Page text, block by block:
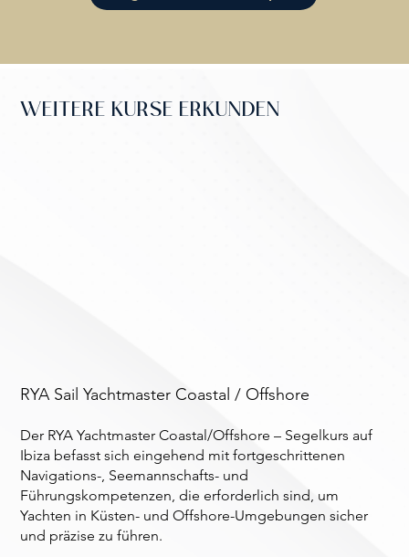
RYA Sail Yachtmaster Coastal / Offshore
Der RYA Yachtmaster Coastal/Offshore – Segelkurs auf
Ibiza befasst sich eingehend mit fortgeschrittenen
Navigations-, Seemannschafts- und
Führungskompetenzen, die erforderlich sind, um
Yachten in Küsten- und Offshore-Umgebungen sicher
und präzise zu führen.
WEITERE KURSE ERKUNDEN